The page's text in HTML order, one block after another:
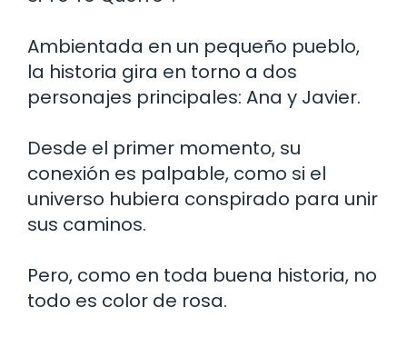
Ambientada en un pequeño pueblo,
la historia gira en torno a dos
personajes principales: Ana y Javier.
Desde el primer momento, su
conexión es palpable, como si el
universo hubiera conspirado para unir
sus caminos.
Pero, como en toda buena historia, no
todo es color de rosa.